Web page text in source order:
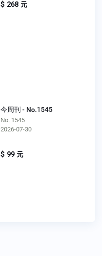
$ 268 元
今周刊 - No.1545
No. 1545
2026-07-30
$ 99 元